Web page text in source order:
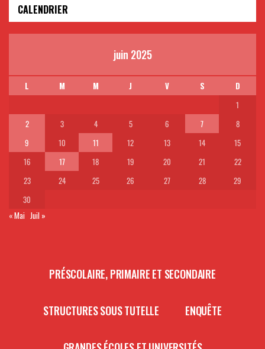
CALENDRIER
juin 2025
L M M J V S
D
1
2
3 4 5 6 7
8
9
10 11 12 13 14
15
16
17 18 19 20 21
22
23
24 25 26 27 28
29
30
« Mai Juil »
PRÉSCOLAIRE, PRIMAIRE ET SECONDAIRE
STRUCTURES SOUS TUTELLE ENQUÊTE